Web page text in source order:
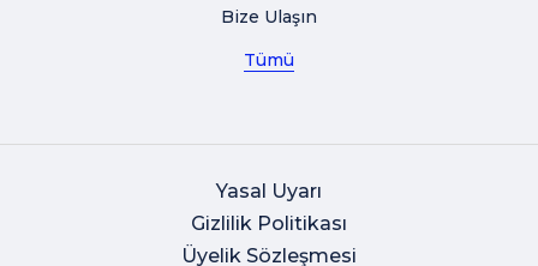
Bize Ulaşın
Tümü
Yasal Uyarı
Gizlilik Politikası
Üyelik Sözleşmesi